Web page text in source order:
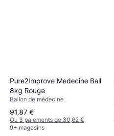
Pure2Improve Medecine Ball
8kg Rouge
Ballon de médecine
91,87 €
Ou 3 paiements de 30,62 €
9+ magasins